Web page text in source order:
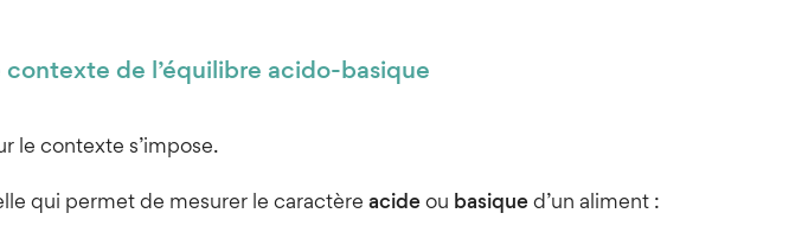
contexte de l’équilibre acido-basique
le contexte s’impose.
qui permet de mesurer le caractèreacide ou basique d’un aliment :